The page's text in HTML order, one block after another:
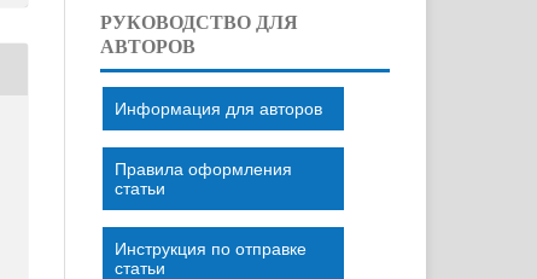
РУКОВОДСТВО ДЛЯ
АВТОРОВ
Информация для авторов
Правила оформления
статьи
Инструкция по отправке
статьи